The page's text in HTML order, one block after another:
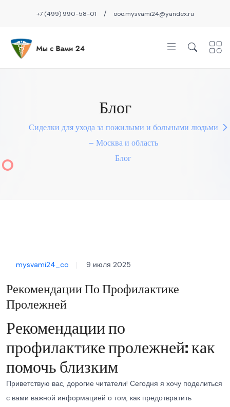
+7 (499) 990-58-01 / ooo.mysvami24@yandex.ru
Блог
Сиделки для ухода за пожилыми и больными людьми
– Москва и область
Блог
mysvami24_co 9 июля 2025
Рекомендации По Профилактике
Пролежней
Рекомендации по
профилактике пролежней: как
помочь близким
Приветствую вас, дорогие читатели! Сегодня я хочу поделиться
с вами важной информацией о том, как предотвратить